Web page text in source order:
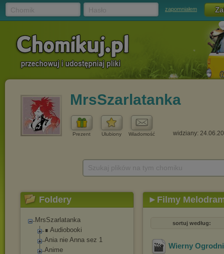
zapomniałem
MrsSzarlatanka
Prezent Ulubiony Wiadomość widziany:
Foldery
MrsSzarlatanka
∎ Audiobooki
Ania nie Anna sez 1
Anime
►Filmy
sortuj według:
Wierny